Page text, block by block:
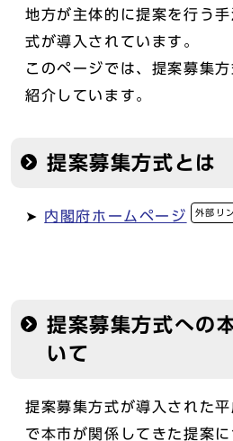
地方が主体的に提案を行う
式が導入されています。
このページでは、提案募集
紹介しています。
提案募集方式とは
➤ 内閣府ホームページ 外部リ
提案募集方式への
いて
提案募集方式が導入された
で本市が関係してきた提案